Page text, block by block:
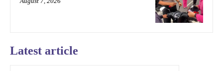
Latest article